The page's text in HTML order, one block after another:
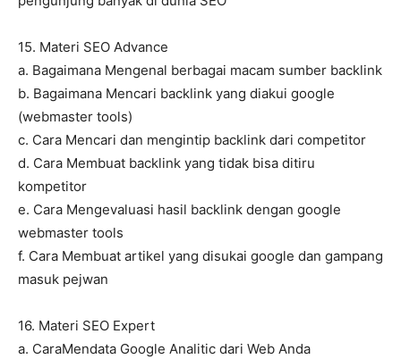
15. Materi SEO Advance
a. Bagaimana Mengenal berbagai macam sumber backlink
b. Bagaimana Mencari backlink yang diakui google
(webmaster tools)
c. Cara Mencari dan mengintip backlink dari competitor
d. Cara Membuat backlink yang tidak bisa ditiru
kompetitor
e. Cara Mengevaluasi hasil backlink dengan google
webmaster tools
f. Cara Membuat artikel yang disukai google dan gampang
masuk pejwan
16. Materi SEO Expert
a. CaraMendata Google Analitic dari Web Anda